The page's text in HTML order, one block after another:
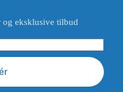
og eksklusive tilbud